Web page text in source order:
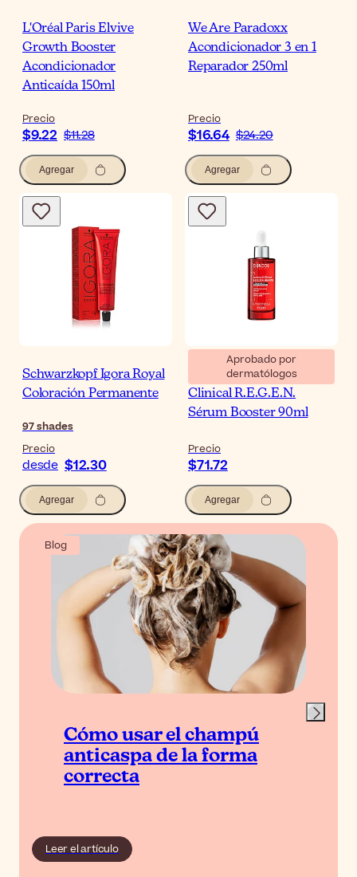
L'Oréal Paris Elvive
Growth Booster
Acondicionador
Anticaída 150ml
Precio
$9.22 $11.28
Agregar
We Are Paradoxx
Acondicionador 3 en 1
Reparador 250ml
Precio
$16.64 $24.20
Agregar
Schwarzkopf Igora Royal
Coloración Permanente
97shades
Precio
desde $12.30
Agregar
Aprobado por
dermatólogos
Vichy Dercos Aminexil
Clinical R.E.G.E.N.
Sérum Booster 90ml
Precio
$71.72
Agregar
Blog
Cómo usar el champú
anticaspa de la forma
correcta
Leer el artículo